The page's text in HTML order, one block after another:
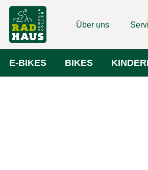
Über uns
E-BIKES BIKES